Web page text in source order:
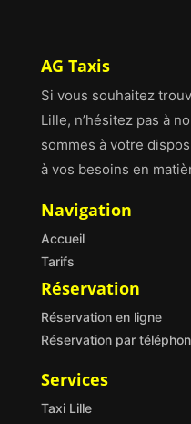
AG Taxis
Si vous souhaitez
Lille, n’hésitez pas à
sommes à votre
à vos besoins en
Navigation
Accueil
Tarifs
Réservation
Réservation en ligne
Réservation par
Services
Taxi Lille